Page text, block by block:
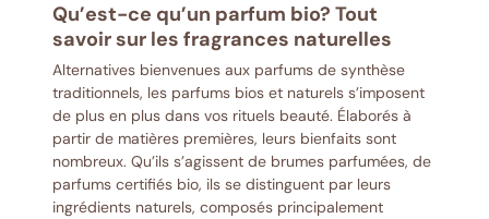
Qu’est-ce qu’un parfum bio? Tout
savoir sur les fragrances naturelles
Alternatives bienvenues aux parfums de synthèse
traditionnels, les parfums bios et naturels s’imposent
de plus en plus dans vos rituels beauté. Élaborés à
partir de matières premières, leurs bienfaits sont
nombreux. Qu’ils s’agissent de brumes parfumées, de
parfums certifiés bio, ils se distinguent par leurs
ingrédients naturels, composés principalement